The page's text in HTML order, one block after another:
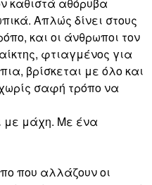
Απλώς δίνει στους
και οι άνθρωποι τον
φτιαγμένος για
βρίσκεται με όλο και
σαφή τρόπο να
με μάχη. Με ένα
που αλλάζουν οι